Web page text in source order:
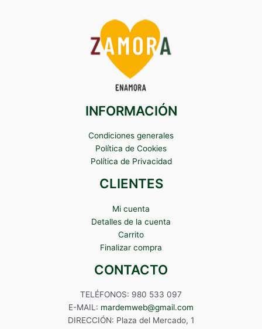
INFORMACIÓN
Condiciones generales
Política de Cookies
Política de Privacidad
CLIENTES
Mi cuenta
Detalles de la cuenta
Carrito
Finalizar compra
CONTACTO
TELÉFONOS: 980 533 097
E-MAIL: mardemweb@gmail.com
DIRECCIÓN: Plaza del Mercado, 1